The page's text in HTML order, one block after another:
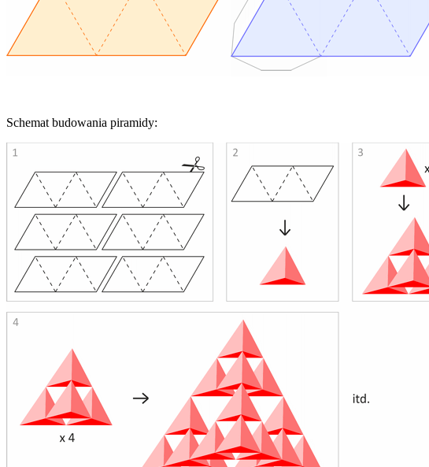
Schemat budowania piramidy: